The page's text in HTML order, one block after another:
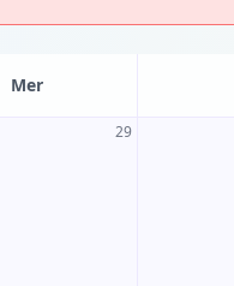
Mer
29